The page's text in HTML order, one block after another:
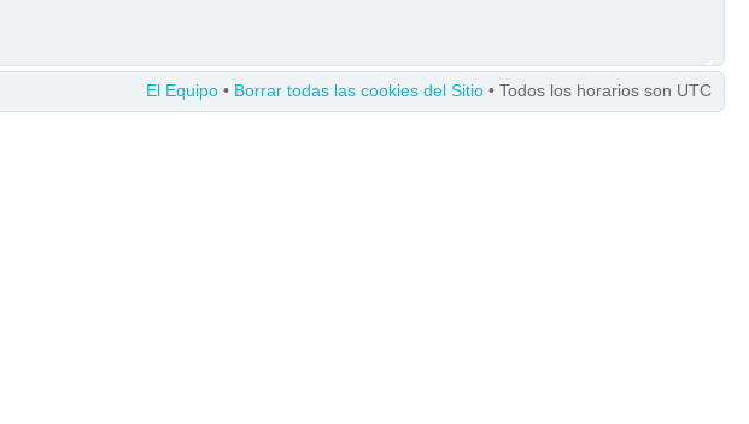
El Equipo • Borrar todas las cookies del Sitio • Todos los horarios son UTC